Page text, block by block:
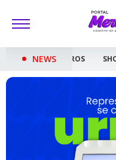
NEWS
SHOW GRATUITO COM